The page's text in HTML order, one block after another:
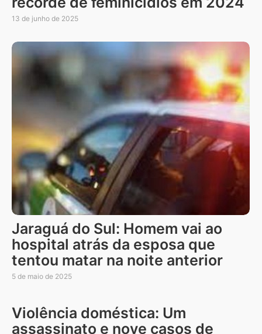
13 de junho de 2025
Jaraguá do Sul: Homem vai ao
hospital atrás da esposa que
tentou matar na noite anterior
5 de maio de 2025
Violência doméstica: Um
assassinato e nove casos de